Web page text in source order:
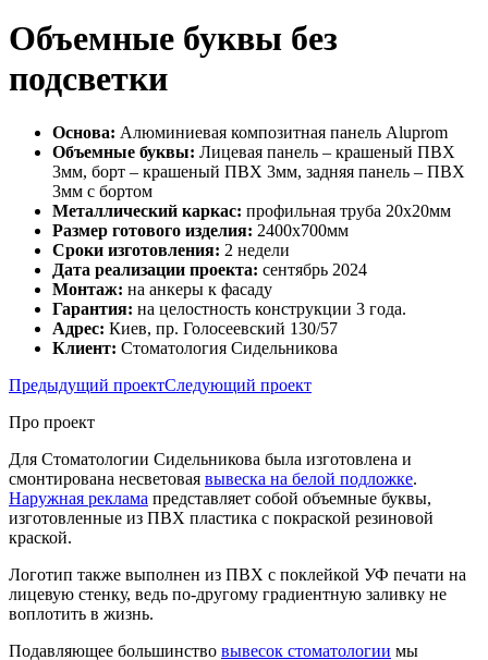
Объемные буквы без
подсветки
Основа: Алюминиевая композитная панель Aluprom
Объемные буквы: Лицевая панель – крашеный ПВХ
3мм, борт – крашеный ПВХ 3мм, задняя панель – ПВХ
3мм с бортом
Металлический каркас: профильная труба 20х20мм
Размер готового изделия: 2400х700мм
Сроки изготовления: 2 недели
Дата реализации проекта: сентябрь 2024
Монтаж: на анкеры к фасаду
Гарантия: на целостность конструкции 3 года.
Адрес: Киев, пр. Голосеевский 130/57
Клиент: Стоматология Сидельникова
Предыдущий проектСледующий проект
Про проект
Для Стоматологии Сидельникова была изготовлена и
смонтирована несветовая вывеска на белой подложке.
Наружная реклама представляет собой объемные буквы,
изготовленные из ПВХ пластика с покраской резиновой
краской.
Логотип также выполнен из ПВХ с поклейкой УФ печати на
лицевую стенку, ведь по-другому градиентную заливку не
воплотить в жизнь.
Подавляющее большинство вывесок стоматологии мы